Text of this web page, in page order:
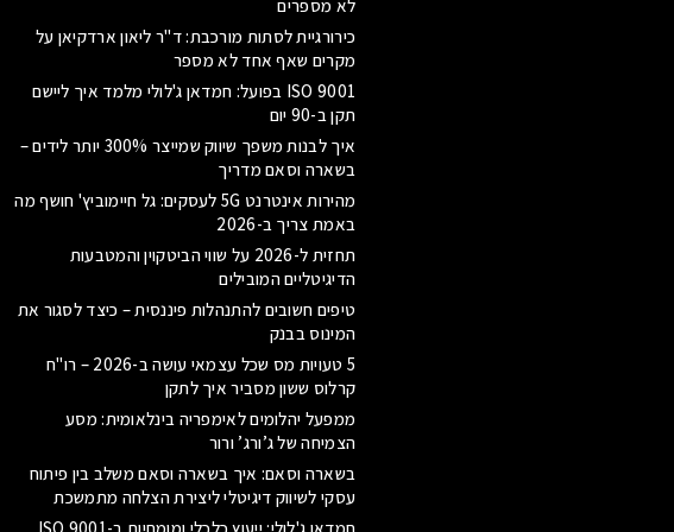
לא מספרים
כירורגיית לסתות מורכבת: ד"ר ליאון ארדקיאן על
מקרים שאף אחד לא מספר
ISO 9001 בפועל: חמדאן ג'לולי מלמד איך ליישם
תקן ב-90 יום
איך לבנות משפך שיווק שמייצר 300% יותר לידים –
בשארה וסאם מדריך
מהירות אינטרנט 5G לעסקים: גל חיימוביץ' חושף מה
באמת צריך ב-2026
תחזית ל-2026 על שווי הביטקוין והמטבעות
הדיגיטליים המובילים
טיפים חשובים להתנהלות פיננסית – כיצד לסגור את
המינוס בבנק
5 טעויות מס שכל עצמאי עושה ב-2026 – רו"ח
קרלוס ששון מסביר איך לתקן
ממפעל יהלומים לאימפריה בינלאומית: מסע
הצמיחה של ג’ורג’ ורור
בשארה וסאם: איך בשארה וסאם משלב בין פיתוח
עסקי לשיווק דיגיטלי ליצירת הצלחה מתמשכת